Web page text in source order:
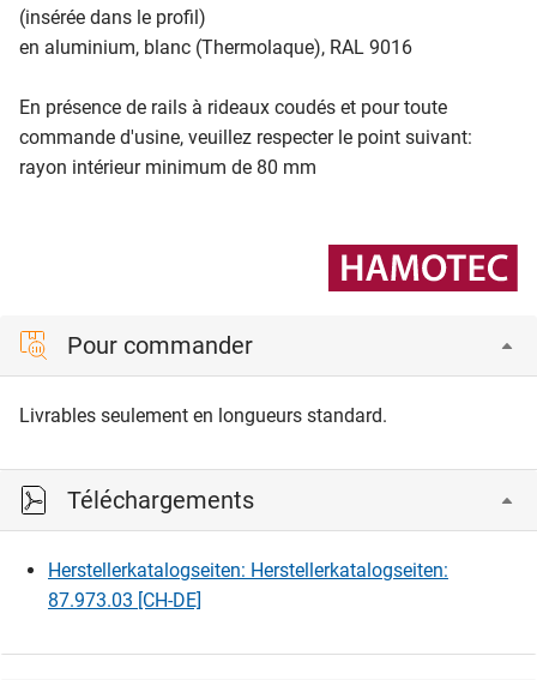
(insérée dans le profil)
en aluminium, blanc (Thermolaque), RAL 9016
En présence de rails à rideaux coudés et pour toute
commande d'usine, veuillez respecter le point suivant:
rayon intérieur minimum de 80 mm
Pour commander
Livrables seulement en longueurs standard.
Téléchargements
Herstellerkatalogseiten: Herstellerkatalogseiten:
87.973.03 [CH-DE]